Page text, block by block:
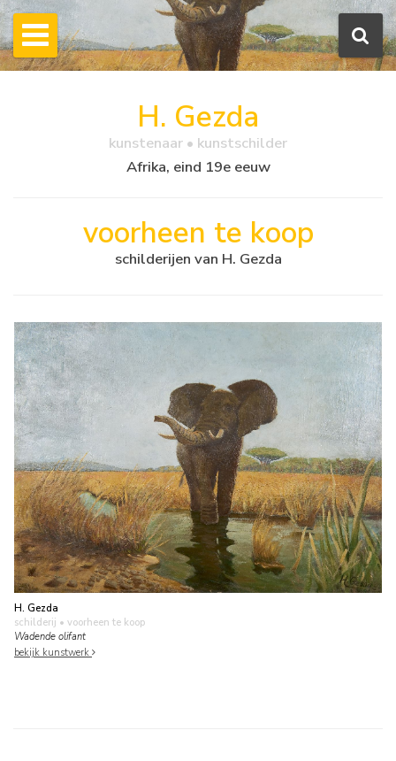
H. Gezda
kunstenaar • kunstschilder
Afrika, eind 19e eeuw
voorheen te koop
schilderijen van H. Gezda
H. Gezda
schilderij • voorheen te koop
Wadende olifant
bekijk kunstwerk